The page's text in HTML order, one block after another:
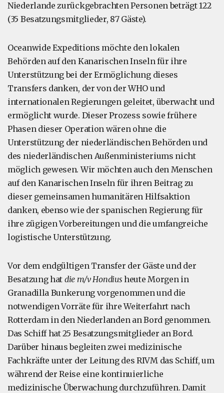
Niederlande zurückgebrachten Personen beträgt 122
(35 Besatzungsmitglieder, 87 Gäste).
Oceanwide Expeditions möchte den lokalen
Behörden auf den Kanarischen Inseln für ihre
Unterstützung bei der Ermöglichung dieses
Transfers danken, der von der WHO und
internationalen Regierungen geleitet, überwacht und
ermöglicht wurde. Dieser Prozess sowie frühere
Phasen dieser Operation wären ohne die
Unterstützung der niederländischen Behörden und
des niederländischen Außenministeriums nicht
möglich gewesen. Wir möchten auch den Menschen
auf den Kanarischen Inseln für ihren Beitrag zu
dieser gemeinsamen humanitären Hilfsaktion
danken, ebenso wie der spanischen Regierung für
ihre zügigen Vorbereitungen und die umfangreiche
logistische Unterstützung.
Vor dem endgültigen Transfer der Gäste und der
Besatzung hat die m/v Hondius heute Morgen in
Granadilla Bunkerung vorgenommen und die
notwendigen Vorräte für ihre Weiterfahrt nach
Rotterdam in den Niederlanden an Bord genommen.
Das Schiff hat 25 Besatzungsmitglieder an Bord.
Darüber hinaus begleiten zwei medizinische
Fachkräfte unter der Leitung des RIVM das Schiff, um
während der Reise eine kontinuierliche
medizinische Überwachung durchzuführen. Damit